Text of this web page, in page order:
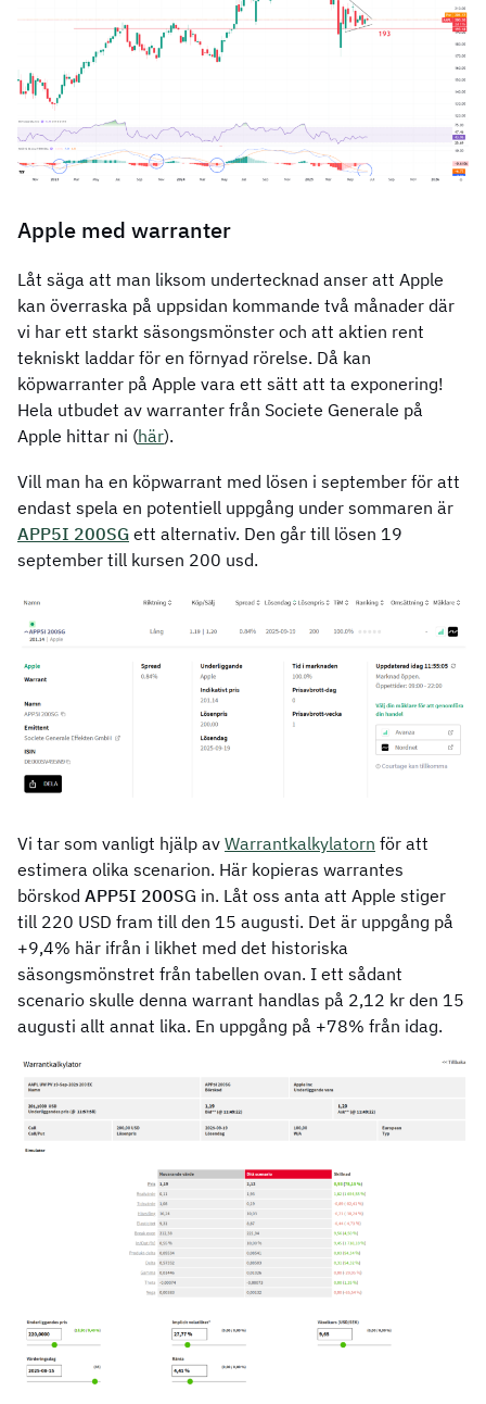
Apple med warranter
Låt säga att man liksom undertecknad anser att Apple
kan överraska på uppsidan kommande två månader där
vi har ett starkt säsongsmönster och att aktien rent
tekniskt laddar för en förnyad rörelse. Då kan
köpwarranter på Apple vara ett sätt att ta exponering!
Hela utbudet av warranter från Societe Generale på
Apple hittar ni (här).
Vill man ha en köpwarrant med lösen i september för att
endast spela en potentiell uppgång under sommaren är
APP5I 200SG ett alternativ. Den går till lösen 19
september till kursen 200 usd.
Vi tar som vanligt hjälp av Warrantkalkylatorn för att
estimera olika scenarion. Här kopieras warrantes
börskod APP5I 200SG in. Låt oss anta att Apple stiger
till 220 USD fram till den 15 augusti. Det är uppgång på
+9,4% här ifrån i likhet med det historiska
säsongsmönstret från tabellen ovan. I ett sådant
scenario skulle denna warrant handlas på 2,12 kr den 15
augusti allt annat lika. En uppgång på +78% från idag.